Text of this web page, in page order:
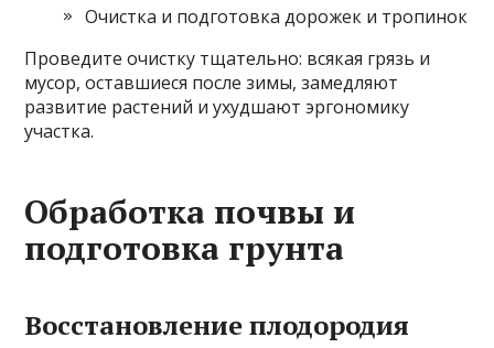
Очистка и подготовка дорожек и тропинок
Проведите очистку тщательно: всякая грязь и
мусор, оставшиеся после зимы, замедляют
развитие растений и ухудшают эргономику
участка.
Обработка почвы и
подготовка грунта
Восстановление плодородия